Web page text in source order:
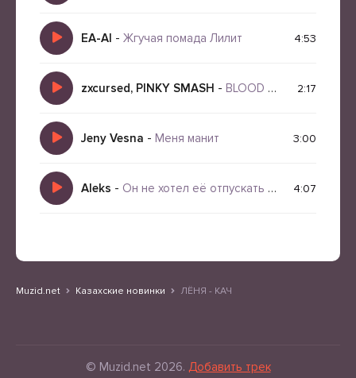
EA-AI - Жгучая помада Лилит 4:53
zxcursed, PINKY SMASH - BLOOD DRIP 2:17
Jeny Vesna - Меня манит 3:00
Aleks - Он не хотел её отпускать последний вечер 4:07
Muzid.net Казахские новинки ЛЁНЯ - КАЧ
© Muzid.net 2026. Добавить трек